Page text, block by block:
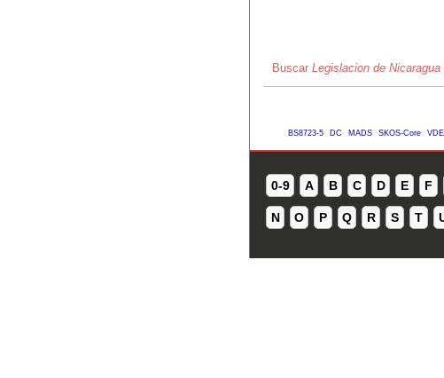
Buscar Legislacion de Nicaragua
BS8723-5 DC MADS SKOS-Core
0-9 A B C D E F
N O P Q R S T